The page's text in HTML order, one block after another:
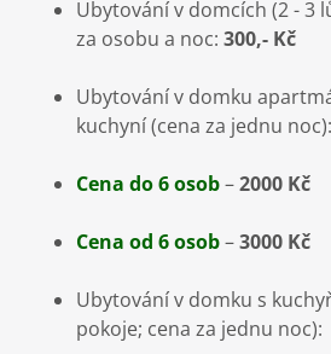
Ubytování v domcích (2 - 3
za osobu a noc: 300,- Kč
Ubytování v domku
kuchyní (cena za jednu noc):
Cena do 6 osob–2000 Kč
Cena od 6 osob–3000 Kč
Ubytování v domku s
pokoje; cena za jednu noc):